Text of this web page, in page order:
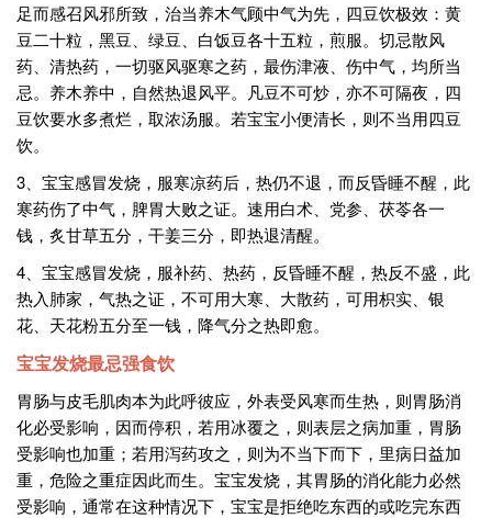
足而感召风邪所致，治当养木气顾中气为先，四豆饮极效：黄
豆二十粒，黑豆、绿豆、白饭豆各十五粒，煎服。切忌散风
药、清热药，一切驱风驱寒之药，最伤津液、伤中气，均所当
忌。养木养中，自然热退风平。凡豆不可炒，亦不可隔夜，四
豆饮要水多煮烂，取浓汤服。若宝宝小便清长，则不当用四豆
饮。
3、宝宝感冒发烧，服寒凉药后，热仍不退，而反昏睡不醒，此
寒药伤了中气，脾胃大败之证。速用白术、党参、茯苓各一
钱，炙甘草五分，干姜三分，即热退清醒。
4、宝宝感冒发烧，服补药、热药，反昏睡不醒，热反不盛，此
热入肺家，气热之证，不可用大寒、大散药，可用枳实、银
花、天花粉五分至一钱，降气分之热即愈。
宝宝发烧最忌强食饮
胃肠与皮毛肌肉本为此呼彼应，外表受风寒而生热，则胃肠消
化必受影响，因而停积，若用冰覆之，则表层之病加重，胃肠
受影响也加重；若用泻药攻之，则为不当下而下，里病日益加
重，危险之重症因此而生。宝宝发烧，其胃肠的消化能力必然
受影响，通常在这种情况下，宝宝是拒绝吃东西的或吃完东西